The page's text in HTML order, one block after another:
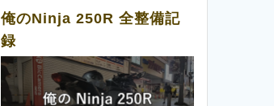
俺のNinja 250R 全整備記
録